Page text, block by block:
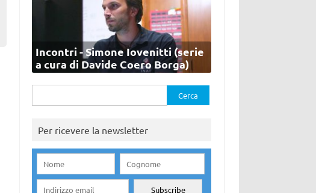
Incontri - Simone Iovenitti (serie
a cura di Davide Coero Borga)
per:
Per ricevere la newsletter